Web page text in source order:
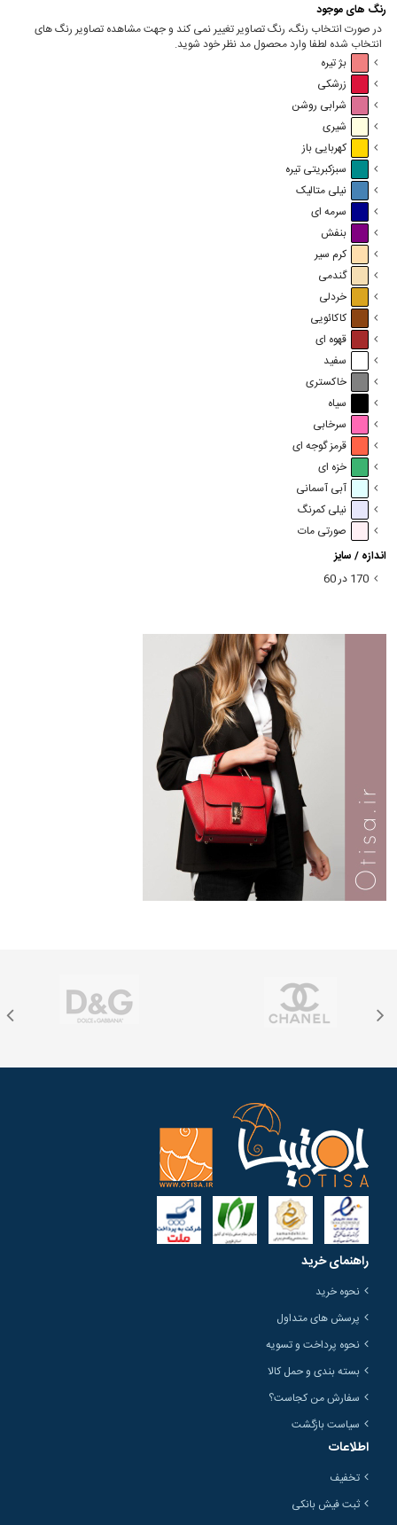
رنگ های موجود
در صورت انتخاب رنگ، رنگ تصاویر تغییر نمی کند و جهت مشاهده تصاویر رنگ های
انتخاب شده لطفا وارد محصول مد نظر خود شوید.
بژ تیره
زرشکی
شرابی روشن
شیری
کهربایی باز
سبزکبریتی تیره
نیلی متالیک
سرمه ای
بنفش
کرم سیر
گندمی
خردلی
کاکائویی
قهوه ای
سفید
خاکستری
سیاه
سرخابی
قرمز گوجه ای
خزه ای
آبی آسمانی
نیلی کمرنگ
صورتی مات
اندازه / سایز
170 در 60
راهنمای خرید
نحوه خرید
پرسش های متداول
نحوه پرداخت و تسویه
بسته بندی و حمل کالا
سفارش من کجاست؟
سیاست بازگشت
اطلاعات
تخفیف
ثبت فیش بانکی